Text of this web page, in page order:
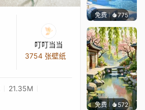
叮叮当当
3754 张壁纸
21.35M
免费 775豆子
免费 572渔小小